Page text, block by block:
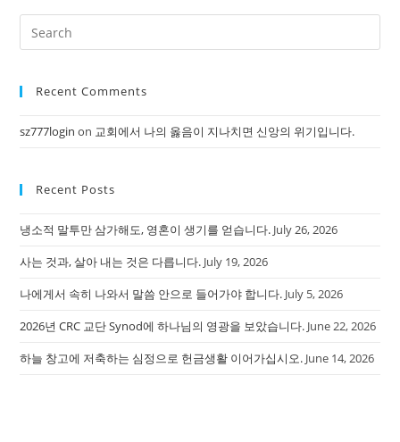
Recent Comments
sz777login on 교회에서 나의 옳음이 지나치면 신앙의 위기입니다.
Recent Posts
냉소적 말투만 삼가해도, 영혼이 생기를 얻습니다. July 26, 2026
사는 것과, 살아 내는 것은 다릅니다. July 19, 2026
나에게서 속히 나와서 말씀 안으로 들어가야 합니다. July 5, 2026
2026년 CRC 교단 Synod에 하나님의 영광을 보았습니다. June 22, 2026
하늘 창고에 저축하는 심정으로 헌금생활 이어가십시오. June 14, 2026